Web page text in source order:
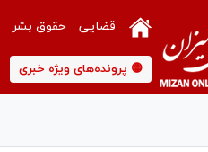
قضایی حقوق بشر
🟡 پرونده‌های ویژه خبری